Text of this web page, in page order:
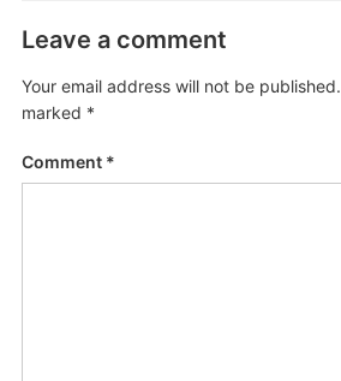
Leave a comment
Your email address will not be published.
marked *
Comment *